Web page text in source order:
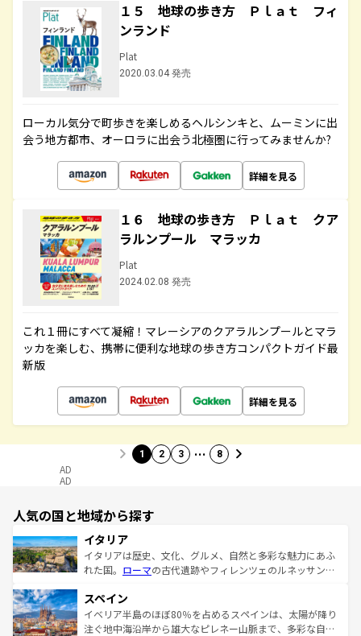
１５ 地球の歩き方 Ｐｌａｔ フィ
ンランド
Plat
2020.03.04 発売
ローカル気分で町歩きを楽しめるヘルシンキと、ムーミンに出
会う地方都市、オーロラに出会う北極圏に行ってみませんか?
詳細を見る
１６ 地球の歩き方 Ｐｌａｔ クア
ラルンプール マラッカ
Plat
2024.02.08 発売
これ１冊にすべて凝縮！マレーシアのクアラルンプールとマラ
ッカを楽しむ、携帯に便利な地球の歩き方コンパクトガイド最
新版
詳細を見る
1 2 3 … 8
AD
AD
人気の国と地域から探す
イタリア
イタリアは歴史、文化、グルメ、自然と多彩な魅力にあふ
れた国。 ローマの古代遺跡やフィレンツェのルネッサンス
ろん、トスカーナの美しい田園風景やアマルフィ海岸の絶
景など、自然景観も見逃せない。観光の合間には、本場の
ピザやパスタなど、絶品のイタリア料理を堪能することも
スペイン
イベリア半島のほぼ80％を占めるスペインは、太陽が降り
注ぐ地中海沿岸から雄大なピレネー山脈まで、多彩な自然